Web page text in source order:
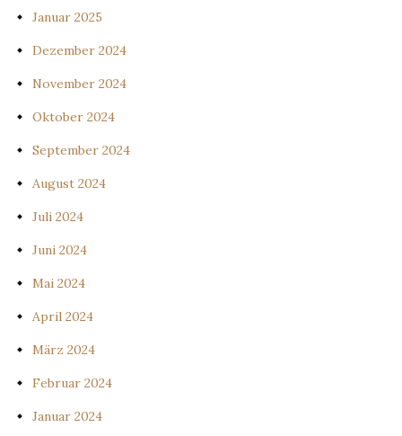
Januar 2025
Dezember 2024
November 2024
Oktober 2024
September 2024
August 2024
Juli 2024
Juni 2024
Mai 2024
April 2024
März 2024
Februar 2024
Januar 2024